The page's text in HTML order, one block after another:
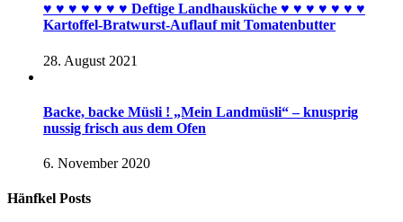
♥︎ ♥︎ ♥︎ ♥︎ ♥︎ ♥︎ ♥︎ Deftige Landhausküche ♥︎ ♥︎ ♥︎ ♥︎ ♥︎ ♥︎ ♥︎
Kartoffel-Bratwurst-Auflauf mit Tomatenbutter
28. August 2021
Backe, backe Müsli ! „Mein Landmüsli“ – knusprig
nussig frisch aus dem Ofen
6. November 2020
Hänfkel Posts